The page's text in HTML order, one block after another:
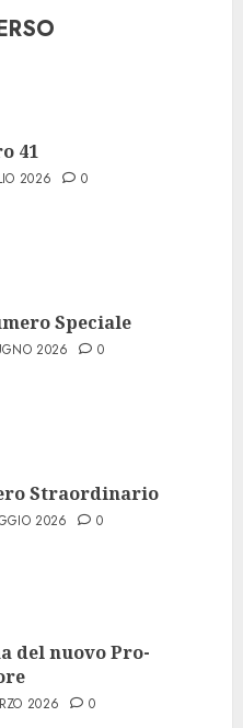
41
2026 0
Speciale
2026 0
Straordinario
2026 0
del nuovo Pro-
2026 0